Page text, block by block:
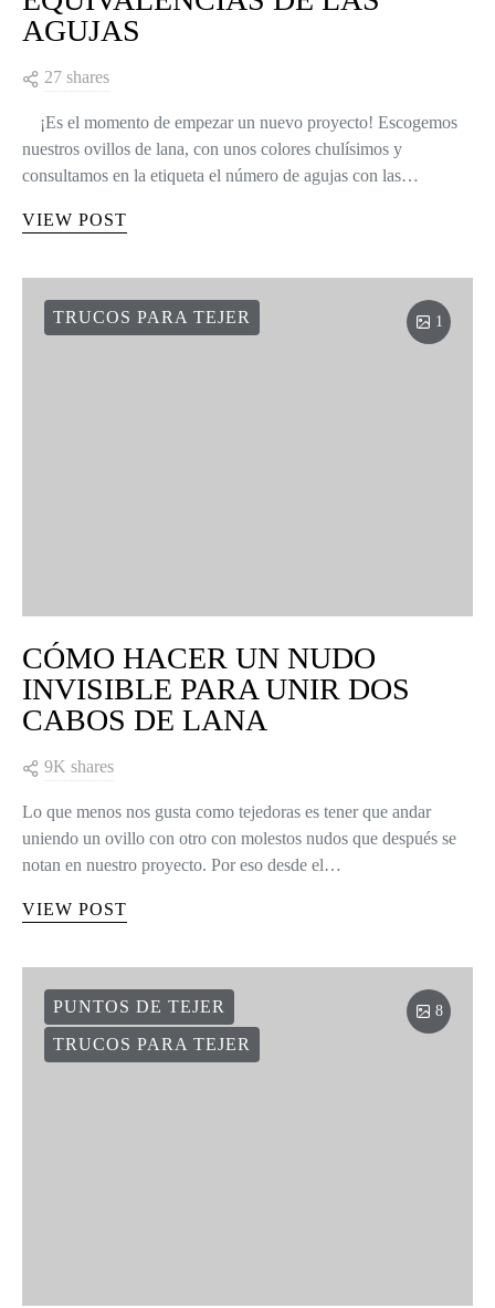
AGUJAS
27 shares
¡Es el momento de empezar un nuevo proyecto! Escogemos
nuestros ovillos de lana, con unos colores chulísimos y
consultamos en la etiqueta el número de agujas con las…
VIEW POST
TRUCOS PARA TEJER 1
CÓMO HACER UN NUDO
INVISIBLE PARA UNIR DOS
CABOS DE LANA
9K shares
Lo que menos nos gusta como tejedoras es tener que andar
uniendo un ovillo con otro con molestos nudos que después se
notan en nuestro proyecto. Por eso desde el…
VIEW POST
PUNTOS DE TEJER
TRUCOS PARA TEJER
8